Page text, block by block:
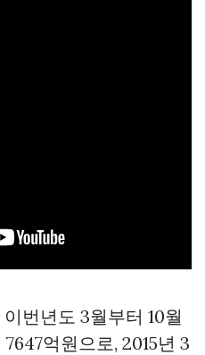
번년도 3월부터 10월
억원으로, 2015년 3